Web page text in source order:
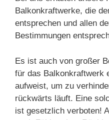
Balkonkraftwerke, die
entsprechen und allen
Bestimmungen
Es ist auch von großer
für das Balkonkraftwerk
aufweist, um zu
rückwärts läuft. Eine
ist gesetzlich verboten!